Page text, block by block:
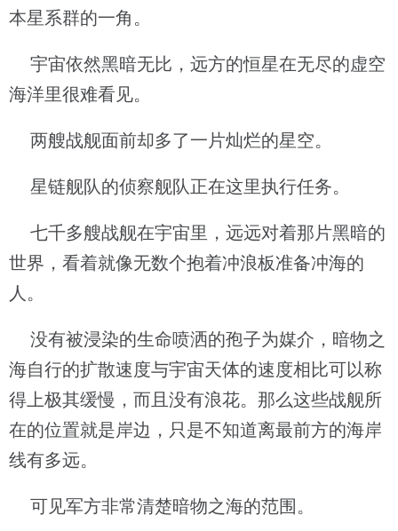
本星系群的一角。
宇宙依然黑暗无比，远方的恒星在无尽的虚空
海洋里很难看见。
两艘战舰面前却多了一片灿烂的星空。
星链舰队的侦察舰队正在这里执行任务。
七千多艘战舰在宇宙里，远远对着那片黑暗的
世界，看着就像无数个抱着冲浪板准备冲海的
人。
没有被浸染的生命喷洒的孢子为媒介，暗物之
海自行的扩散速度与宇宙天体的速度相比可以称
得上极其缓慢，而且没有浪花。那么这些战舰所
在的位置就是岸边，只是不知道离最前方的海岸
线有多远。
可见军方非常清楚暗物之海的范围。